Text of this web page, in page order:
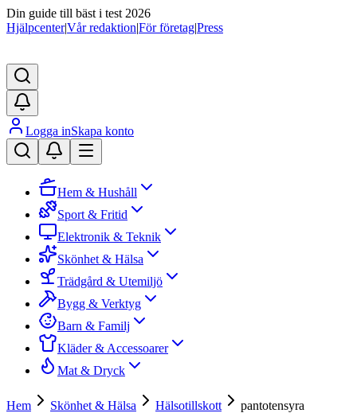
Din guide till bäst i test 2026
Hjälpcenter|Vår redaktion|För företag|Press
Logga inSkapa konto
Hem & Hushåll
Sport & Fritid
Elektronik & Teknik
Skönhet & Hälsa
Trädgård & Utemiljö
Bygg & Verktyg
Barn & Familj
Kläder & Accessoarer
Mat & Dryck
Hem Skönhet & Hälsa Hälsotillskott pantotensyra